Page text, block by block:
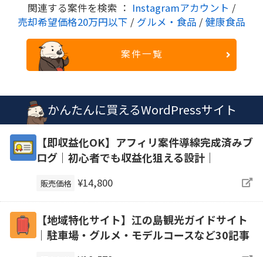
関連する案件を検索 ： Instagramアカウント /
売却希望価格20万円以下 / グルメ・食品 / 健康食品
案件一覧
かんたんに買えるWordPressサイト
【即収益化OK】アフィリ案件導線完成済みブ
ログ｜初心者でも収益化狙える設計｜
販売価格 ¥14,800
【地域特化サイト】江の島観光ガイドサイト
｜駐車場・グルメ・モデルコースなど30記事